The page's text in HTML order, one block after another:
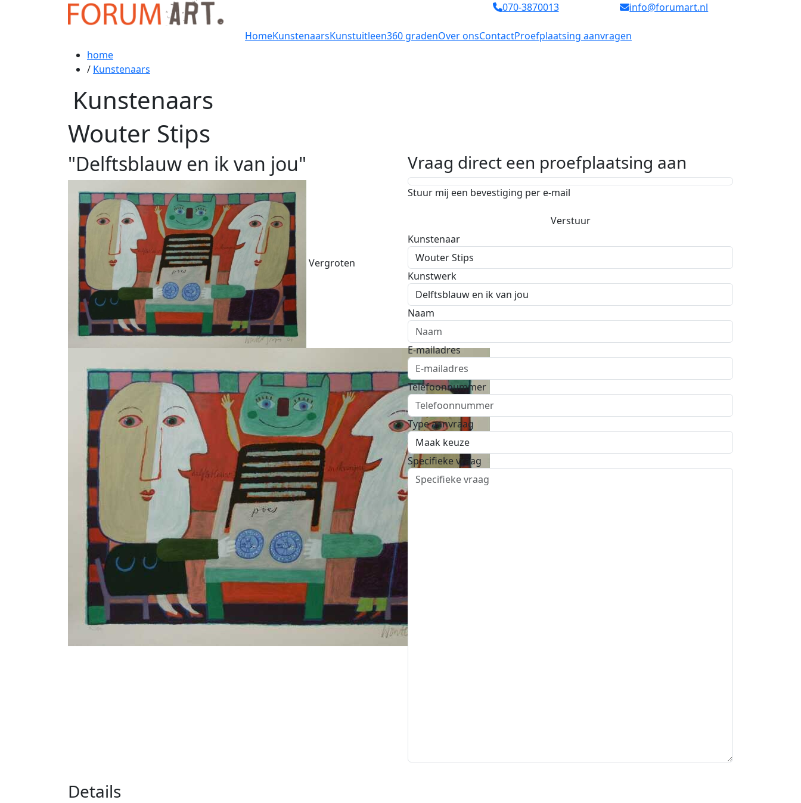
070-3870013 info@forumart.nl
HomeKunstenaarsKunstuitleen360 gradenOver onsContactProefplaatsing aanvragen
home
/ Kunstenaars
Kunstenaars
Wouter Stips
"Delftsblauw en ik van jou"
Vergroten
Vraag direct een proefplaatsing aan
Stuur mij een bevestiging per e-mail
Verstuur
Kunstenaar
Kunstwerk
Naam
E-mailadres
Telefoonnummer
Type aanvraag
Specifieke vraag
Details